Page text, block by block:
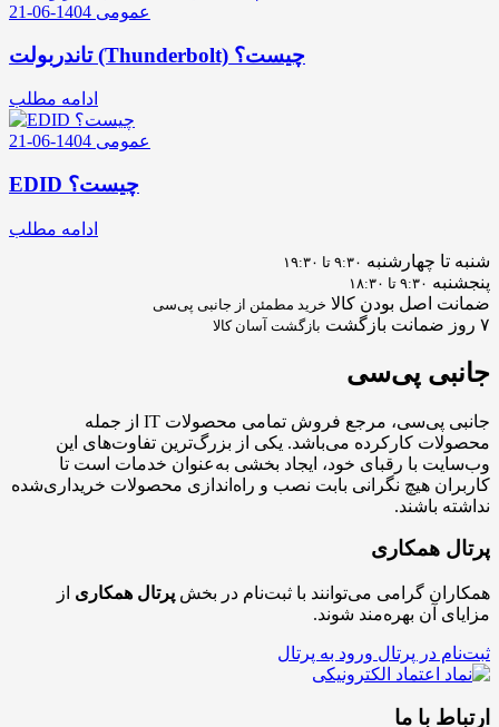
عمومی 1404-06-21
تاندربولت (Thunderbolt) چیست؟
ادامه مطلب
عمومی 1404-06-21
EDID چیست؟
ادامه مطلب
شنبه تا چهارشنبه ۹:۳۰ تا ۱۹:۳۰
پنجشنبه ۹:۳۰ تا ۱۸:۳۰
ضمانت اصل بودن کالا خرید مطمئن از جانبی پی‌سی
۷ روز ضمانت بازگشت بازگشت آسان کالا
جانبی پی‌سی
جانبی پی‌سی، مرجع فروش تمامی محصولات IT از جمله
محصولات کارکرده می‌باشد. یکی از بزرگ‌ترین تفاوت‌های این
وب‌سایت با رقبای خود، ایجاد بخشی به‌عنوان خدمات است تا
کاربران هیچ نگرانی بابت نصب و راه‌اندازی محصولات خریداری‌شده
نداشته باشند.
پرتال همکاری
همکاران گرامی می‌توانند با ثبت‌نام در بخش پرتال همکاری از
مزایای آن بهره‌مند شوند.
ثبت‌نام در پرتال ورود به پرتال
ارتباط با ما